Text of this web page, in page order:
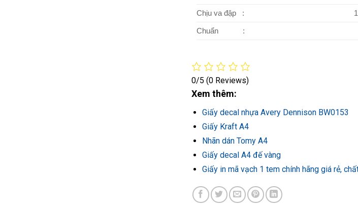
Chịu va đập :
Chuẩn :
0/5 (0 Reviews)
Xem thêm:
Giấy decal nhựa Avery Dennison BW0153
Giấy Kraft A4
Nhãn dán Tomy A4
Giấy decal A4 đế vàng
Giấy in mã vạch 1 tem chính hãng giá rẻ,